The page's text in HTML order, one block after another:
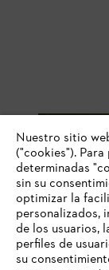
Resumen:
Aunque
para
vigentes
Elige una
exterior en
aprovechar
Nuestro sitio
("cookies").
determinadas
sin su
optimizar la
personalizados,
de los usuarios,
perfiles de
su